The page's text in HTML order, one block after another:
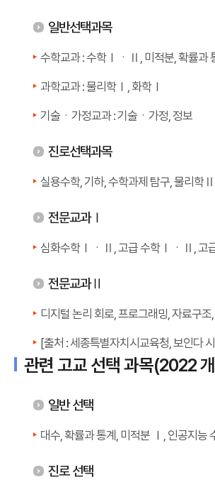
일반선택과목
수학교과 : 수학ⅠㆍⅡ, 미적분, 확률과
과학교과 : 물리학Ⅰ, 화학Ⅰ
기술ㆍ가정교과 : 기술ㆍ가정, 정보
진로선택과목
실용수학, 기하, 수학과제 탐구, 물리학
전문교과Ⅰ
심화수학ⅠㆍⅡ, 고급 수학ⅠㆍⅡ, 고급
전문교과Ⅱ
디지털 논리 회로, 프로그래밍, 자료구
[출처 : 세종특별자치시교육청, 보인다
관련 고교 선택 과목(2022
일반 선택
대수, 확률과 통계, 미적분 Ⅰ, 인공지능
진로 선택